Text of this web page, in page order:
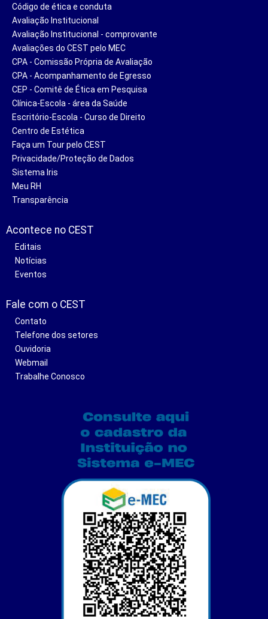
Código de ética e conduta
Avaliação Institucional
Avaliação Institucional - comprovante
Avaliações do CEST pelo MEC
CPA - Comissão Própria de Avaliação
CPA - Acompanhamento de Egresso
CEP - Comitê de Ética em Pesquisa
Clínica-Escola - área da Saúde
Escritório-Escola - Curso de Direito
Centro de Estética
Faça um Tour pelo CEST
Privacidade/Proteção de Dados
Sistema Iris
Meu RH
Transparência
Acontece no CEST
Editais
Notícias
Eventos
Fale com o CEST
Contato
Telefone dos setores
Ouvidoria
Webmail
Trabalhe Conosco